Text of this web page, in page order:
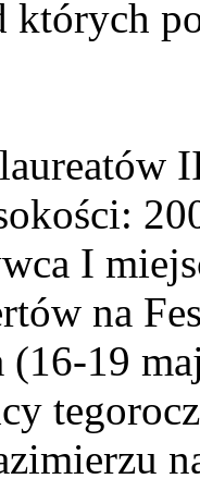
których
I
na
(16-19